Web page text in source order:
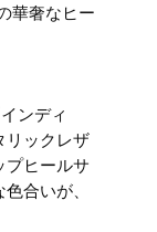
ンディ
リックレザ
ヒールサ
合いが、